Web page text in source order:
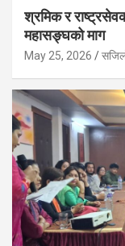
श्रमिक र
महासङ्घको माग
May 25, 2026